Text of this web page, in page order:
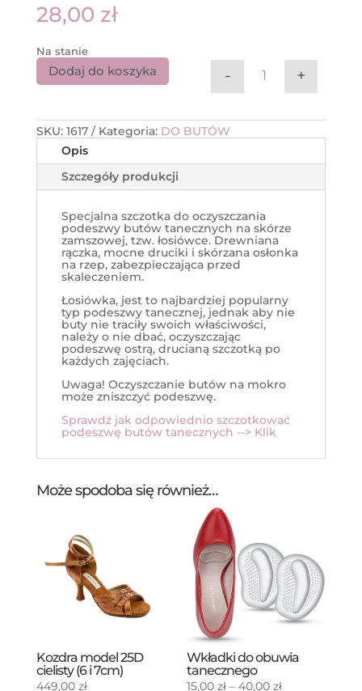
28,00 zł
Na stanie
ilość Szczotka
- +
Dodaj do koszyka
SKU: 1617 Kategoria: DO BUTÓW
Opis
Szczegóły produkcji
Specjalna szczotka do oczyszczania
podeszwy butów tanecznych na skórze
zamszowej, tzw. łosiówce. Drewniana
rączka, mocne druciki i skórzana osłonka
na rzep, zabezpieczająca przed
skaleczeniem.
Łosiówka, jest to najbardziej popularny
typ podeszwy tanecznej, jednak aby nie
buty nie traciły swoich właściwości,
należy o nie dbać, oczyszczając
podeszwę ostrą, drucianą szczotką po
każdych zajęciach.
Uwaga! Oczyszczanie butów na mokro
może zniszczyć podeszwę.
Sprawdź jak odpowiednio szczotkować
podeszwę butów tanecznych --> Klik
Może spodoba się również…
Kozdra model 25D
cielisty (6 i 7cm)
449,00 zł
Wkładki do obuwia
tanecznego
15,00zł – 40,00złZakres